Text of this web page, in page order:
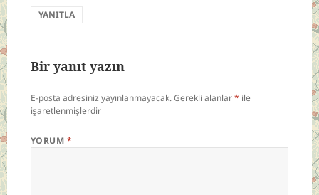
YANITLA
Bir yanıt yazın
E-posta adresiniz yayınlanmayacak.Gerekli alanlar* ile
işaretlenmişlerdir
YORUM *